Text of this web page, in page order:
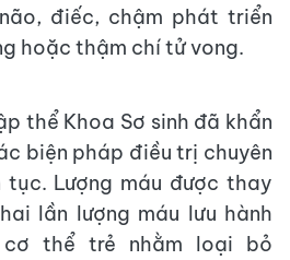
điếc, chậm phát triển
hoặc thậm chí tử vong.
thể Khoa Sơ sinh đã khẩn
biện pháp điều trị chuyên
tục. Lượng máu được thay
lần lượng máu lưu hành
cơ thể trẻ nhằm loại bỏ